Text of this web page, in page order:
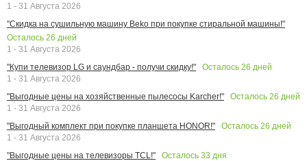
1 - 31 Августа 2026
"Скидка на сушильную машину Beko при покупке стиральной машины!"
Осталось 26 дней
1 - 31 Августа 2026
"Купи телевизор LG и саундбар - получи скидку!"
Осталось 26 дней
1 - 31 Августа 2026
"Выгодные цены на хозяйственные пылесосы Karcher!"
Осталось 26 дней
1 - 31 Августа 2026
"Выгодный комплект при покупке планшета HONOR!"
Осталось 26 дней
1 - 31 Августа 2026
"Выгодные цены на телевизоры TCL!"
Осталось 33 дня